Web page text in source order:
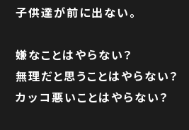
子供達が前に出ない。
嫌なことはやらない？
無理だと思うことはやらない？
カッコ悪いことはやらない？